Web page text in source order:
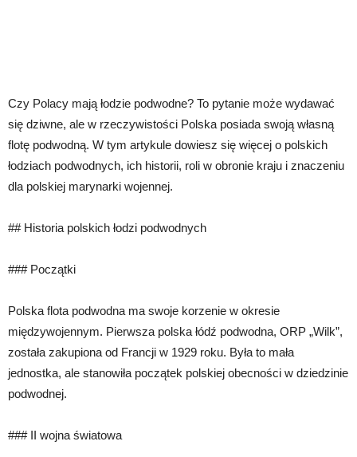
Czy Polacy mają łodzie podwodne? To pytanie może wydawać
się dziwne, ale w rzeczywistości Polska posiada swoją własną
flotę podwodną. W tym artykule dowiesz się więcej o polskich
łodziach podwodnych, ich historii, roli w obronie kraju i znaczeniu
dla polskiej marynarki wojennej.
## Historia polskich łodzi podwodnych
### Początki
Polska flota podwodna ma swoje korzenie w okresie
międzywojennym. Pierwsza polska łódź podwodna, ORP „Wilk”,
została zakupiona od Francji w 1929 roku. Była to mała
jednostka, ale stanowiła początek polskiej obecności w dziedzinie
podwodnej.
### II wojna światowa